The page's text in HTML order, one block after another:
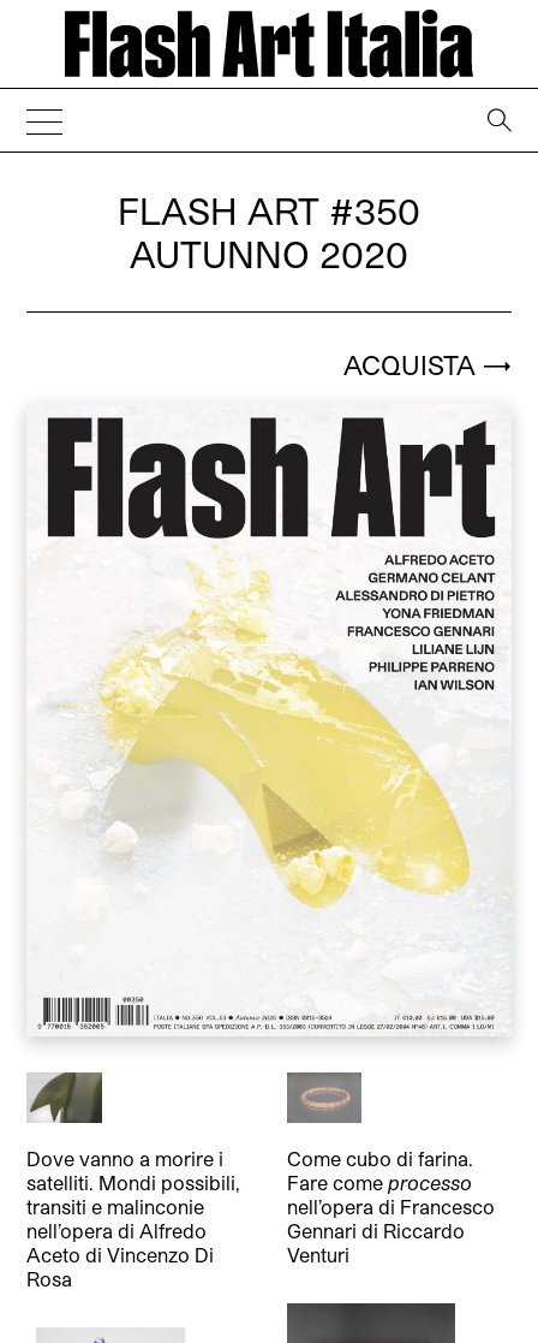
FLASH ART #350
AUTUNNO 2020
ACQUISTA →
Dove vanno a morire i
satelliti. Mondi possibili,
transiti e malinconie
nell’opera di Alfredo
Acetodi Vincenzo Di
Rosa
Come cubo di farina.
Fare come processo
nell’opera di Francesco
Gennari di Riccardo
Venturi